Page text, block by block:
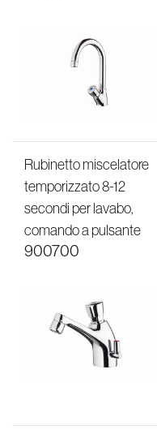
Rubinetto miscelatore
temporizzato 8-12
secondi per lavabo,
comando a pulsante
900700